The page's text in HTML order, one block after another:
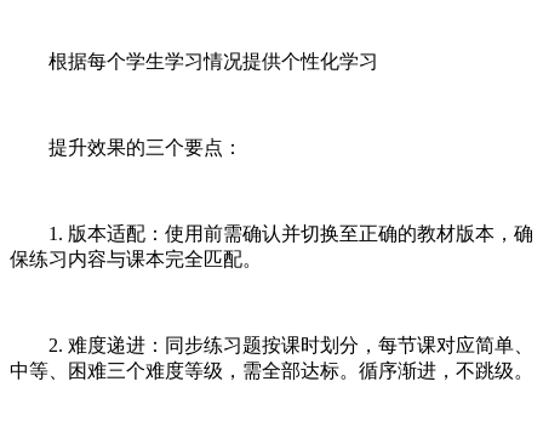
根据每个学生学习情况提供个性化学习
提升效果的三个要点：
1. 版本适配：使用前需确认并切换至正确的教材版本，确
保练习内容与课本完全匹配。
2. 难度递进：同步练习题按课时划分，每节课对应简单、
中等、困难三个难度等级，需全部达标。循序渐进，不跳级。